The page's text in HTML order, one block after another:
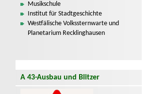
Musikschule
Institut für Stadtgeschichte
Westfälische Volkssternwarte und
Planetarium Recklinghausen
A 43-Ausbau und Blitzer